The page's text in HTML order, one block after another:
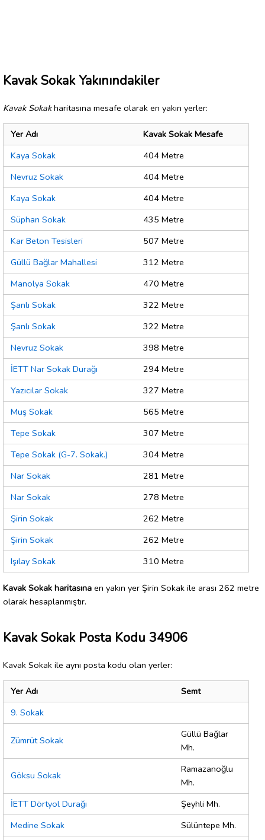
Kavak Sokak Yakınındakiler
Kavak Sokakharitasına mesafe olarak en yakın yerler:
Yer Adı
Kavak Sokak Mesafe
Kaya Sokak
404 Metre
Nevruz Sokak
404 Metre
Kaya Sokak
404 Metre
Süphan Sokak
435 Metre
Kar Beton Tesisleri
507 Metre
Güllü Bağlar Mahallesi
312 Metre
Manolya Sokak
470 Metre
Şanlı Sokak
322 Metre
Şanlı Sokak
322 Metre
Nevruz Sokak
398 Metre
İETT Nar Sokak Durağı
294 Metre
Yazıcılar Sokak
327 Metre
Muş Sokak
565 Metre
Tepe Sokak
307 Metre
Tepe Sokak (G-7. Sokak.)
304 Metre
Nar Sokak
281 Metre
Nar Sokak
278 Metre
Şirin Sokak
262 Metre
Şirin Sokak
262 Metre
Işılay Sokak
310 Metre
Kavak Sokak haritasına en yakın yer Şirin Sokak ile arası 262 metre
olarak hesaplanmıştır.
Kavak Sokak Posta Kodu 34906
Kavak Sokak ile aynı posta kodu olan yerler:
Yer Adı
Semt
9. Sokak
Zümrüt Sokak
Güllü Bağlar
Mh.
Göksu Sokak
Ramazanoğlu
Mh.
İETT Dörtyol Durağı
Şeyhli Mh.
Medine Sokak
Sülüntepe Mh.